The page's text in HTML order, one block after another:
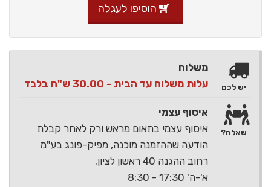
הוסיפו לעגלה
משלוח
עלות משלוח עד הבית - 30.00 ש"ח בלבד
איסוף עצמי
איסוף עצמי בתאום מראש ורק לאחר קבלת
הודעה שההזמנה מוכנה, מפיק-פונג בע"מ
רחוב ההגנה 40 ראשון לציון.
א'-ה' 17:30 - 8:30
יש לכם
שאלה?